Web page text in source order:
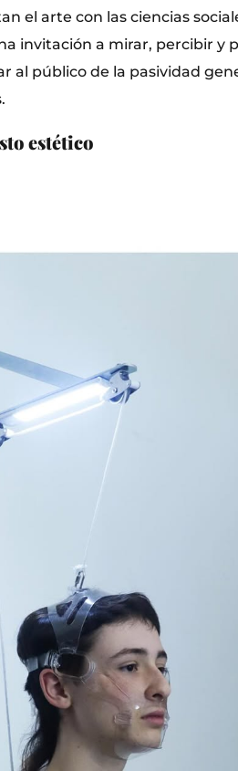
el arte con las ciencias
invitación a mirar, percibir y
al público de la pasividad
estético